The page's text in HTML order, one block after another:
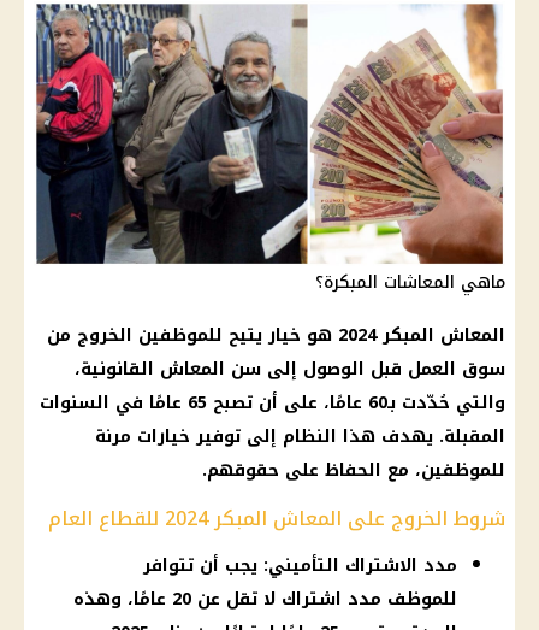
ماهي المعاشات المبكرة؟
المعاش
المبكر 2024 هو خيار يتيح للموظفين الخروج من
سوق العمل قبل الوصول إلى سن المعاش القانونية،
والتي حُدّدت بـ60 عامًا، على أن تصبح 65 عامًا في السنوات
المقبلة. يهدف هذا النظام إلى توفيرخيارات مرنة
للموظفين، مع الحفاظ على حقوقهم.
شروط الخروج على المعاش المبكر 2024 للقطاع العام
مدد الاشتراك التأميني: يجب أن تتوافر
للموظف مدد اشتراك لا تقل عن 20 عامًا، وهذه